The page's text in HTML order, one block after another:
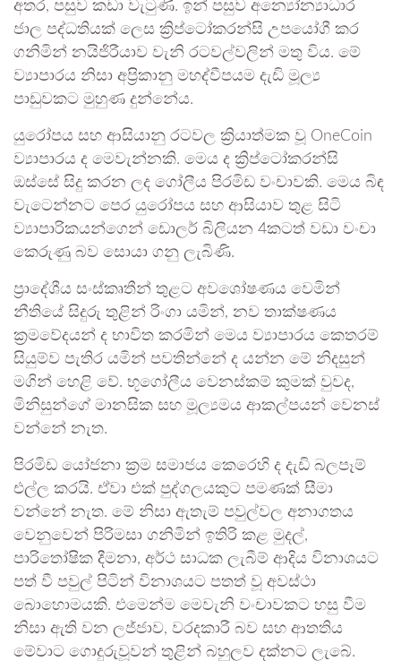
අතර, පසුව කඩා වැටුණි. ඉන් පසුව අන්‍යෝන්‍යාධාර
ජාල පද්ධතියක් ලෙස ක්‍රිප්ටෝකරන්සි උපයෝගී කර
ගනිමින් නයිජිරීයාව වැනි රටවල්වලින් මතු විය. මේ
ව්‍යාපාරය නිසා අප්‍රිකානු මහද්වීපයම දැඩි මූල්‍ය
පාඩුවකට මුහුණ දුන්නේය.
යුරෝපය සහ ආසියානු රටවල ක්‍රියාත්මක වූ OneCoin
ව්‍යාපාරය ද මෙවැන්නකි. මෙය ද ක්‍රිප්ටෝකරන්සි
ඔස්සේ සිදු කරන ලද ගෝලීය පිරමිඩ වංචාවකි. මෙය බිඳ
වැටෙන්නට පෙර යුරෝපය සහ ආසියාව තුළ සිටි
ව්‍යාපාරිකයන්ගෙන් ඩොලර් බිලියන 4කටත් වඩා වංචා
කෙරුණු බව සොයා ගනු ලැබිණි.
ප්‍රාදේශීය සංස්කෘතීන් තුළට අවශෝෂණය වෙමින්
නීතියේ සිදුරු තුළින් රිංගා යමින්, නව තාක්ෂණය
ක්‍රමවේදයන් ද භාවිත කරමින් මෙය ව්‍යාපාරය කෙතරම්
සියුම්ව පැතිර යමින් පවතින්නේ ද යන්න මේ නිදසුන්
මගින් හෙළි වේ. භූගෝලීය වෙනස්කම් කුමක් වුවද,
මිනිසුන්ගේ මානසික සහ මූල්‍යමය ආකල්පයන් වෙනස්
වන්නේ නැත.
පිරමිඩ යෝජනා ක්‍රම සමාජය කෙරෙහි ද දැඩි බලපෑම්
එල්ල කරයි. ඒවා එක් පුද්ගලයකුට පමණක් සීමා
වන්නේ නැත. මේ නිසා ඇතැම් පවුල්වල අනාගතය
වෙනුවෙන් පිරිමසා ගනිමින් ඉතිරි කළ මුදල්,
පාරිතෝෂික දීමනා, අර්ථ සාධක ලැබීම් ආදිය විනාශයට
පත් වී පවුල් පිටින් විනාශයට පතත් වූ අවස්ථා
බොහොමයකි. එමෙන්ම මෙවැනි වංචාවකට හසු වීම
නිසා ඇති වන ලජ්ජාව, වරදකාරී බව සහ ආතතිය
මේවාට ගොදුරුවූවන් තුළින් බහුලව දක්නට ලැබේ.